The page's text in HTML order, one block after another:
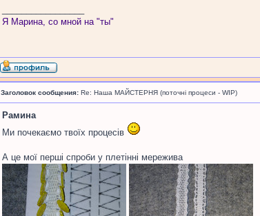
Я Марина, со мной на "ты"
Заголовок сообщения: Re: Наша МАЙСТЕРНЯ (поточні процеси - WIP)
Рамина
Ми почекаємо твоїх процесів
А це мої перші спроби у плетінні мережива